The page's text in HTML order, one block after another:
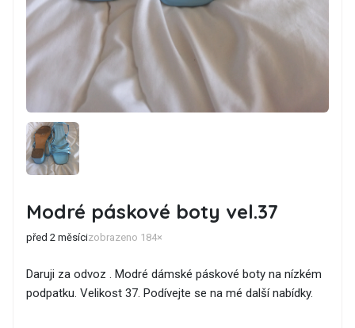
Modré páskové boty vel.37
před 2 měsícizobrazeno 184×
Daruji za odvoz . Modré dámské páskové boty na nízkém
podpatku. Velikost 37. Podívejte se na mé další nabídky.